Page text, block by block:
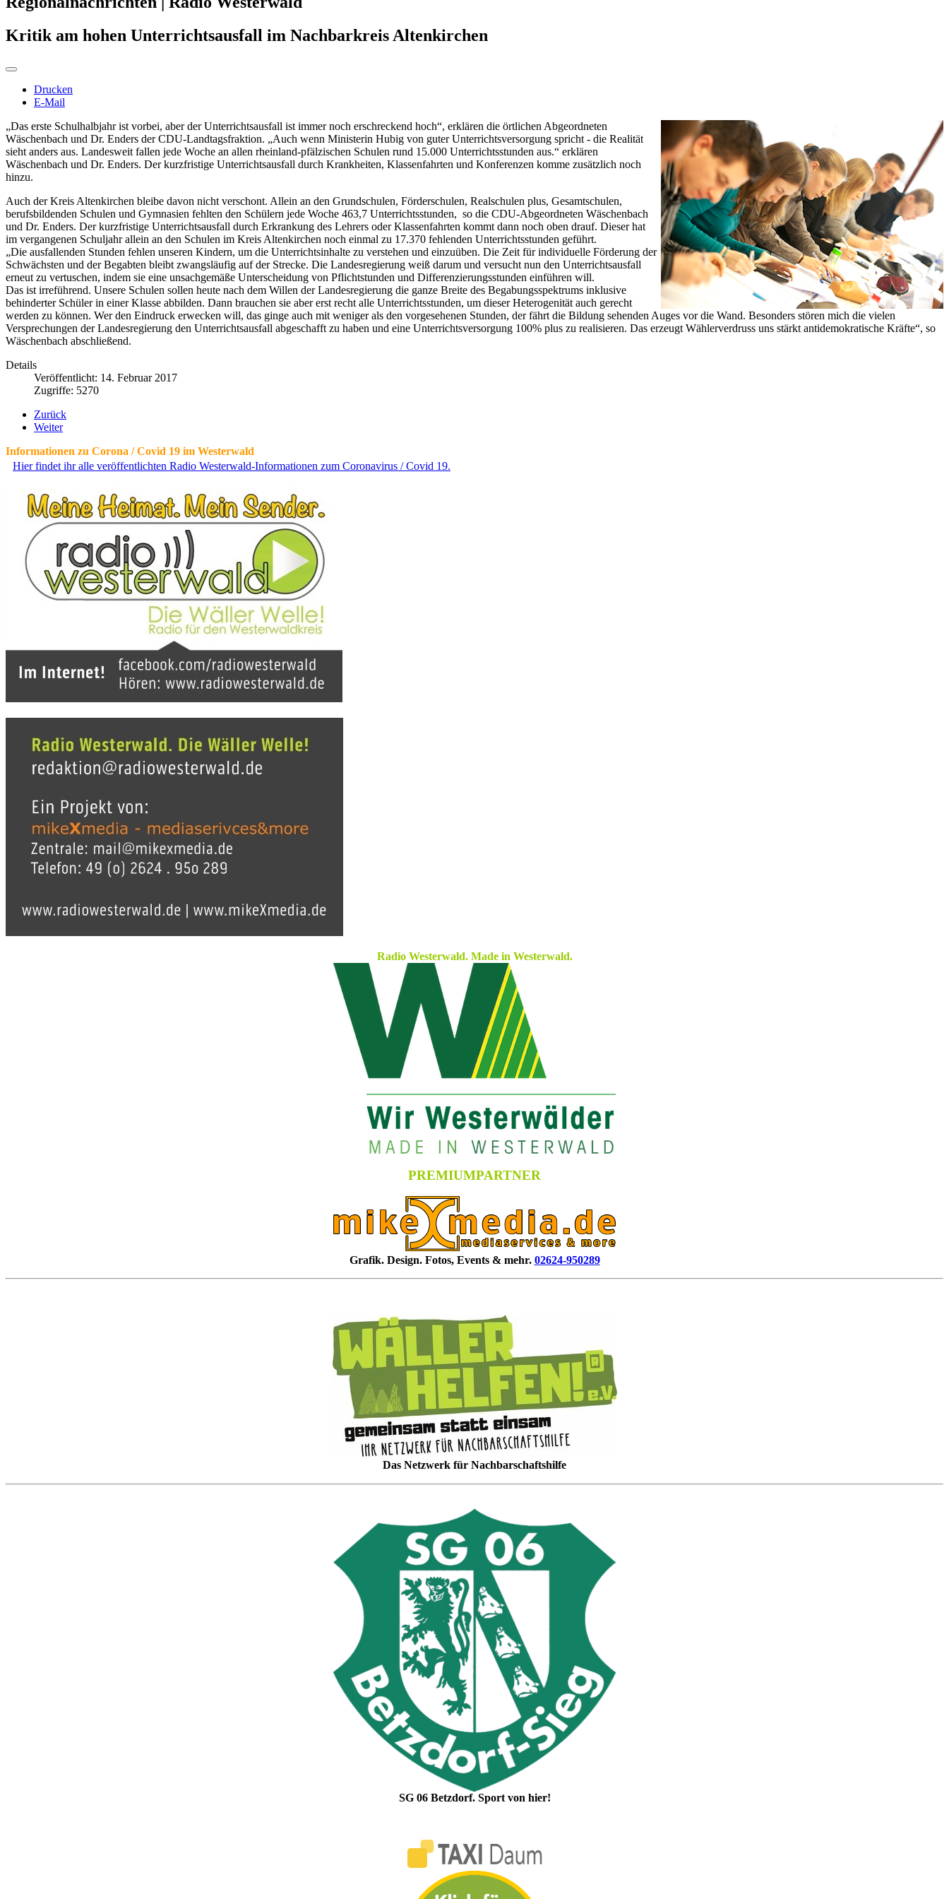
Kritik am hohen Unterrichtsausfall im Nachbarkreis Altenkirchen
Drucken
E-Mail
„Das erste Schulhalbjahr ist vorbei, aber der Unterrichtsausfall ist immer noch erschreckend hoch“, erklären die örtlichen Abgeordneten
Wäschenbach und Dr. Enders der CDU-Landtagsfraktion. „Auch wenn Ministerin Hubig von guter Unterrichtsversorgung spricht - die Realität
sieht anders aus. Landesweit fallen jede Woche an allen rheinland-pfälzischen Schulen rund 15.000 Unterrichtsstunden aus.“ erklären
Wäschenbach und Dr. Enders. Der kurzfristige Unterrichtsausfall durch Krankheiten, Klassenfahrten und Konferenzen komme zusätzlich noch
hinzu.
Auch der Kreis Altenkirchen bleibe davon nicht verschont. Allein an den Grundschulen, Förderschulen, Realschulen plus, Gesamtschulen,
berufsbildenden Schulen und Gymnasien fehlten den Schülern jede Woche 463,7 Unterrichtsstunden, so die CDU-Abgeordneten Wäschenbach
und Dr. Enders. Der kurzfristige Unterrichtsausfall durch Erkrankung des Lehrers oder Klassenfahrten kommt dann noch oben drauf. Dieser hat
im vergangenen Schuljahr allein an den Schulen im Kreis Altenkirchen noch einmal zu 17.370 fehlenden Unterrichtsstunden geführt.
„Die ausfallenden Stunden fehlen unseren Kindern, um die Unterrichtsinhalte zu verstehen und einzuüben. Die Zeit für individuelle Förderung der
Schwächsten und der Begabten bleibt zwangsläufig auf der Strecke. Die Landesregierung weiß darum und versucht nun den Unterrichtsausfall
erneut zu vertuschen, indem sie eine unsachgemäße Unterscheidung von Pflichtstunden und Differenzierungsstunden einführen will.
Das ist irreführend. Unsere Schulen sollen heute nach dem Willen der Landesregierung die ganze Breite des Begabungsspektrums inklusive
behinderter Schüler in einer Klasse abbilden. Dann brauchen sie aber erst recht alle Unterrichtsstunden, um dieser Heterogenität auch gerecht
werden zu können. Wer den Eindruck erwecken will, das ginge auch mit weniger als den vorgesehenen Stunden, der fährt die Bildung sehenden Auges vor die Wand. Besonders stören mich die vielen
Versprechungen der Landesregierung den Unterrichtsausfall abgeschafft zu haben und eine Unterrichtsversorgung 100% plus zu realisieren. Das erzeugt Wählerverdruss uns stärkt antidemokratische Kräfte“, so
Wäschenbach abschließend.
Details
Veröffentlicht: 14. Februar 2017
Zugriffe: 5270
Zurück
Weiter
Informationen zu Corona / Covid 19 im Westerwald
Hier findet ihr alle veröffentlichten Radio Westerwald-Informationen zum Coronavirus / Covid 19.
Radio Westerwald. Made in Westerwald.
PREMIUMPARTNER
Grafik. Design. Fotos, Events & mehr. 02624-950289
Das Netzwerk für Nachbarschaftshilfe
SG 06 Betzdorf. Sport von hier!